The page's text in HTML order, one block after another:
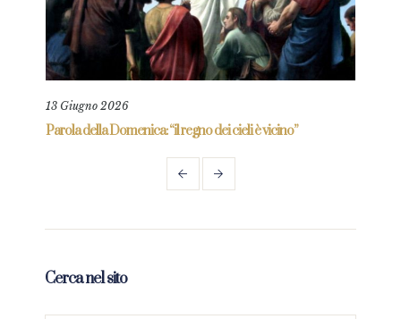
13 Giugno 2026
Parola della Domenica: “il regno dei cieli è vicino”
Cerca nel sito